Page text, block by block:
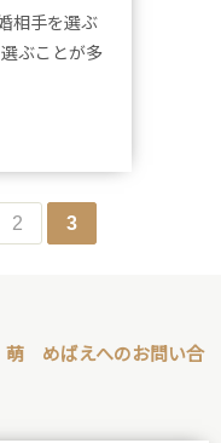
相手を選ぶ
ぶことが多
2 3
めばえへのお問い合